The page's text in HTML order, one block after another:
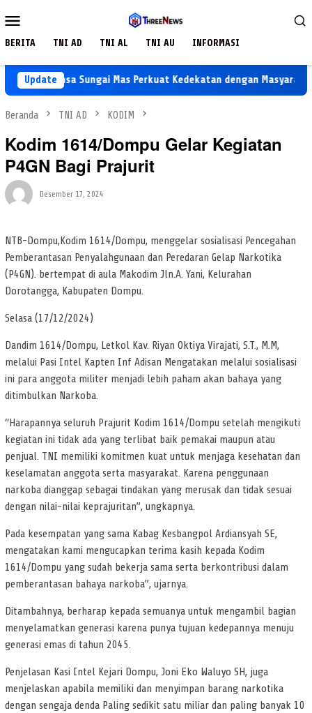
ke
Mobile
BERITA TNI AD TNI AL TNI AU INFORMASI
Update
Babinsa Sungai Mas Perkuat Kedekatan dengan Masyarakat
Beranda TNI AD KODIM
Kodim 1614/Dompu Gelar Kegiatan
P4GN Bagi Prajurit
Desember 17, 2024
NTB-Dompu,Kodim 1614/Dompu, menggelar sosialisasi Pencegahan
Pemberantasan Penyalahgunaan dan Peredaran Gelap Narkotika
(P4GN). bertempat di aula Makodim Jln.A. Yani, Kelurahan
Dorotangga, Kabupaten Dompu.
Selasa (17/12/2024)
Dandim 1614/Dompu, Letkol Kav. Riyan Oktiya Virajati, S.T., M.M,
melalui Pasi Intel Kapten Inf Adisan Mengatakan melalui sosialisasi
ini para anggota militer menjadi lebih paham akan bahaya yang
ditimbulkan Narkoba.
“Harapannya seluruh Prajurit Kodim 1614/Dompu setelah mengikuti
kegiatan ini tidak ada yang terlibat baik pemakai maupun atau
penjual. TNI memiliki komitmen kuat untuk menjaga kesehatan dan
keselamatan anggota serta masyarakat. Karena penggunaan
narkoba dianggap sebagai tindakan yang merusak dan tidak sesuai
dengan nilai-nilai keprajuritan”, ungkapnya.
Pada kesempatan yang sama Kabag Kesbangpol Ardiansyah SE,
mengatakan kami mengucapkan terima kasih kepada Kodim
1614/Dompu yang sudah bekerja sama serta berkontribusi dalam
pemberantasan bahaya narkoba”, ujarnya.
Ditambahnya, berharap kepada semuanya untuk mengambil bagian
menyelamatkan generasi karena punya tujuan kedepannya menuju
generasi emas di tahun 2045.
Penjelasan Kasi Intel Kejari Dompu, Joni Eko Waluyo SH, juga
menjelaskan apabila memiliki dan menyimpan barang narkotika
dengan sengaja denda Paling sedikit satu miliar dan paling banyak 10